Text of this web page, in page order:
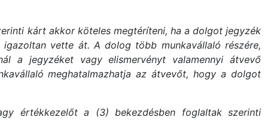
kárt akkor köteles megtéríteni, ha a dolgot jegyzék
igazoltan vette át. A dolog több munkavállaló részére,
a jegyzéket vagy elismervényt valamennyi átvevő
meghatalmazhatja az átvevőt, hogy a dolgot
értékkezelőt a (3) bekezdésben foglaltak szerinti